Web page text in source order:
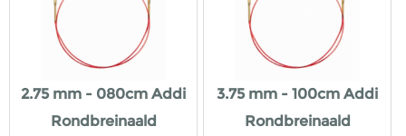
2.75 mm - 080cm Addi
Rondbreinaald
3.75 mm - 100cm Addi
Rondbreinaald